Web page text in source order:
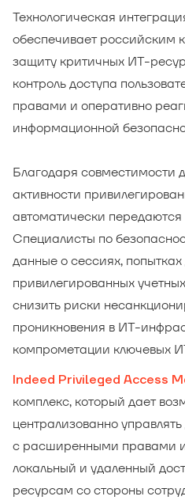
Технологическая
обеспечивает российским
защиту критичных ИТ-
контроль доступа
правами и оперативно
информационной
Благодаря совместимости
активности
автоматически передаются
Специалисты по
данные о сессиях,
привилегированных
снизить риски
проникновения в ИТ-
компрометации ключевых
Indeed Privileged Access
комплекс, который дает
централизованно
с расширенными правами и
локальный и удаленный
ресурсам со стороны